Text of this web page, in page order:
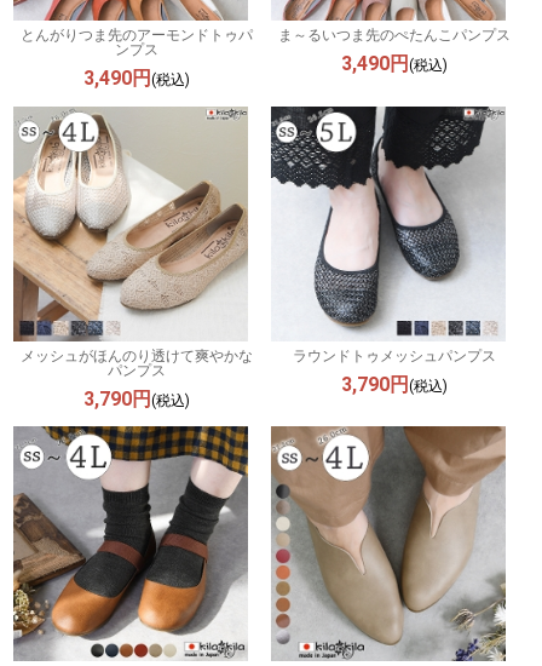
とんがりつま先のアーモンドトゥパ
ンプス
3,490円(税込)
ま～るいつま先のぺたんこパンプス
3,490円 (税込)
メッシュがほんのり透けて爽やかな
パンプス
3,790円(税込)
ラウンドトゥメッシュパンプス
3,790円 (税込)